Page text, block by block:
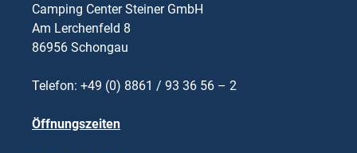
Camping Center Steiner GmbH
Am Lerchenfeld 8
86956 Schongau
Telefon: +49 (0) 8861 / 93 36 56 – 2
Öffnungszeiten